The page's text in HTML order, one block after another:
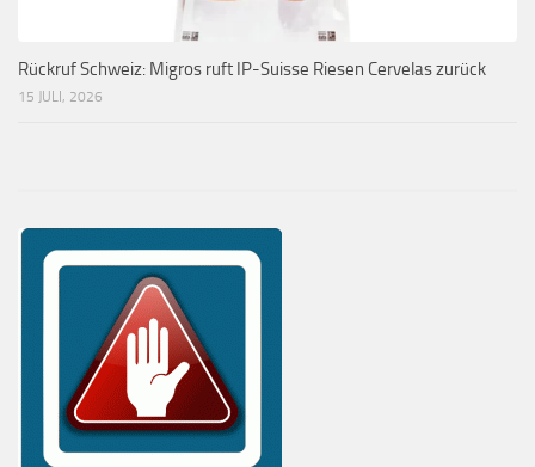
Rückruf Schweiz: Migros ruft IP-Suisse Riesen Cervelas zurück
15 JULI, 2026